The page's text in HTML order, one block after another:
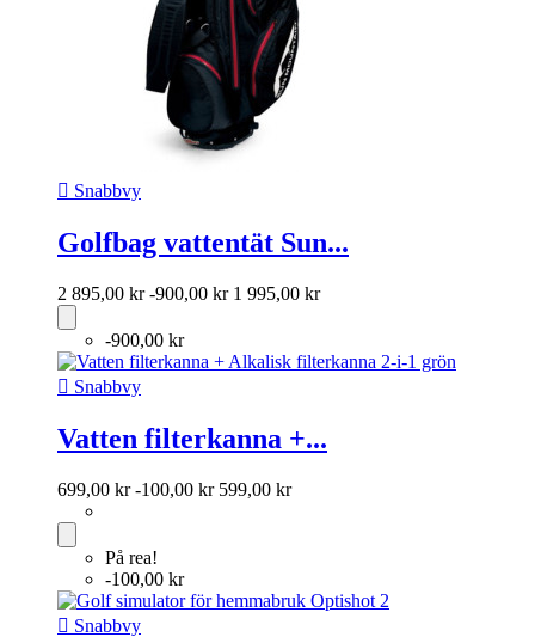
 Snabbvy
Golfbag vattentät Sun...
2 895,00 kr -900,00 kr 1 995,00 kr
-900,00 kr
 Snabbvy
Vatten filterkanna +...
699,00 kr -100,00 kr 599,00 kr
På rea!
-100,00 kr
 Snabbvy